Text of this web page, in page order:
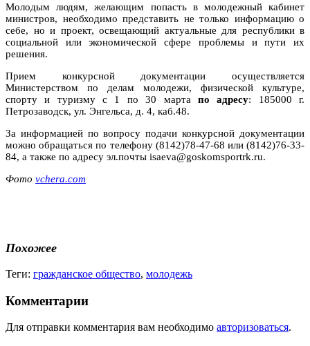
Молодым людям, желающим попасть в молодежный кабинет
министров, необходимо представить не только информацию о
себе, но и проект, освещающий актуальные для республики в
социальной или экономической сфере проблемы и пути их
решения.
Прием конкурсной документации осуществляется
Министерством по делам молодежи, физической культуре,
спорту и туризму с 1 по 30 марта по адресу: 185000 г.
Петрозаводск, ул. Энгельса, д. 4, каб.48.
За информацией по вопросу подачи конкурсной документации
можно обращаться по телефону (8142)78-47-68 или (8142)76-33-
84, а также по адресу эл.почты isaeva@goskomsportrk.ru.
Фото vchera.com
Похожее
Теги: гражданское общество, молодежь
Комментарии
Для отправки комментария вам необходимо авторизоваться.